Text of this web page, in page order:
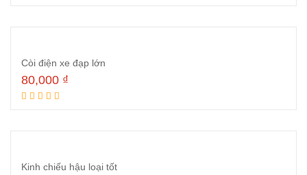
Còi điện xe đạp lớn
80,000 ₫
Kinh chiếu hậu loại tốt